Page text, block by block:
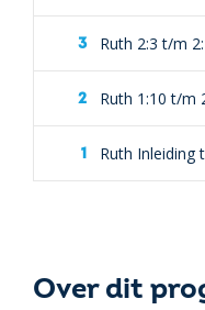
Ruth 2:3 t/m
Ruth 1:10 t/m
Ruth Inleiding
Over dit